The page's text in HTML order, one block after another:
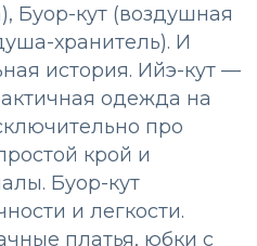
Буор-кут (воздушная
хранитель). И
история. Ийэ-кут —
одежда на
про
крой и
Буор-кут
и легкости.
платья, юбки с